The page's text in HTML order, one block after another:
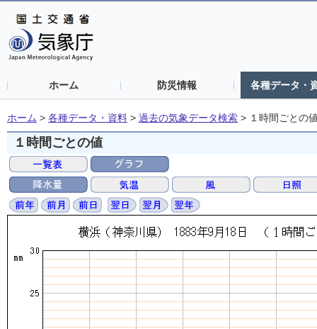
ホーム 防災情報 各種データ・
ホーム > 各種データ・資料 > 過去の気象データ検索 > １時間ごとの
１時間ごとの値